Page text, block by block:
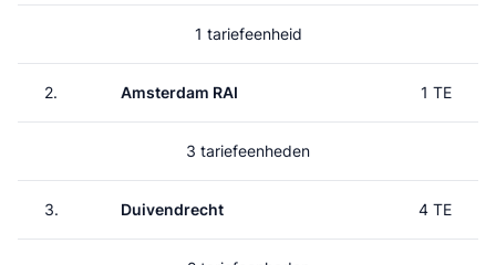
1 tariefeenheid
2. Amsterdam RAI 1 TE
3 tariefeenheden
3. Duivendrecht 4 TE